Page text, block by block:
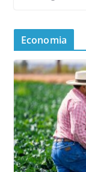
Economia